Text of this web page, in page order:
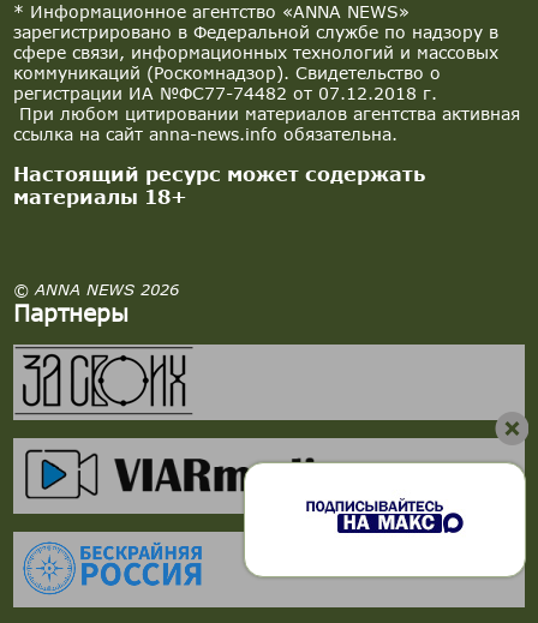
* Информационное агентство «ANNA NEWS»
зарегистрировано в Федеральной службе по надзору в
сфере связи, информационных технологий и массовых
коммуникаций (Роскомнадзор). Свидетельство о
регистрации ИА №ФС77-74482 от 07.12.2018 г.
При любом цитировании материалов агентства активная
ссылка на сайт anna-news.info обязательна.
Настоящий ресурс может содержать
материалы 18+
© ANNA NEWS 2026
Партнеры